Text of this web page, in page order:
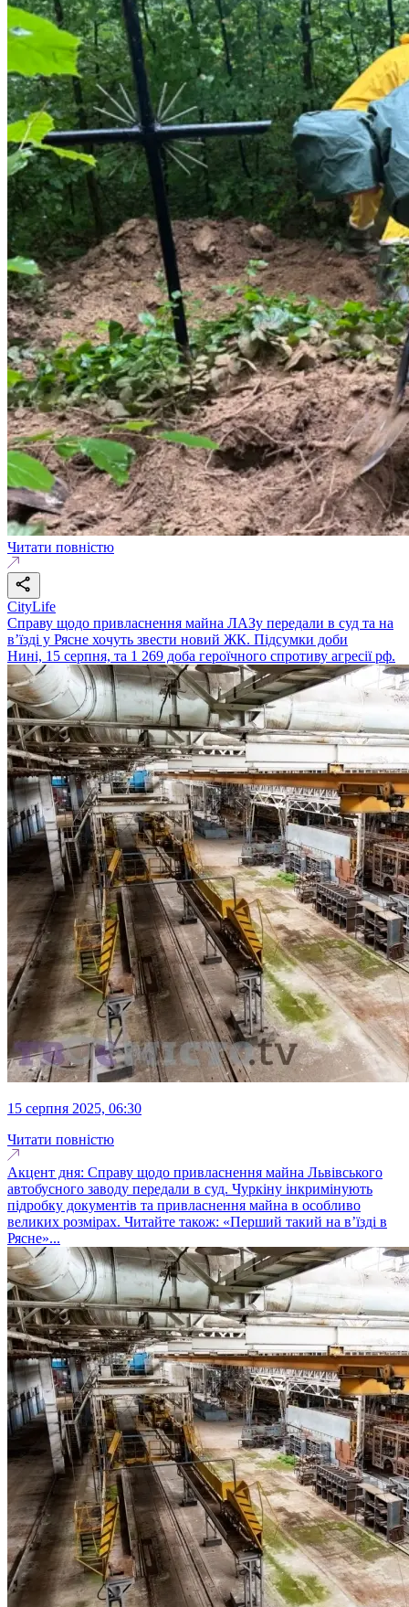
Читати повністю
CityLife
Справу щодо привласнення майна ЛАЗу передали в суд та на
в’їзді у Рясне хочуть звести новий ЖК. Підсумки доби
Нині, 15 серпня, та 1 269 доба героїчного спротиву агресії рф.
15 серпня 2025, 06:30
Читати повністю
Акцент дня: Справу щодо привласнення майна Львівського
автобусного заводу передали в суд. Чуркіну інкримінують
підробку документів та привласнення майна в особливо
великих розмірах. Читайте також: «Перший такий на в’їзді в
Рясне»...